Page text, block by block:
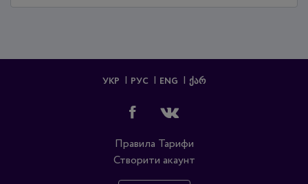
УКР РУС ENG ᲥᲐᲠ
Правила Тарифи
Створити акаунт